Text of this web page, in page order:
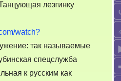
лезгинку
watch?
так называемые
спецслужба
к русским как